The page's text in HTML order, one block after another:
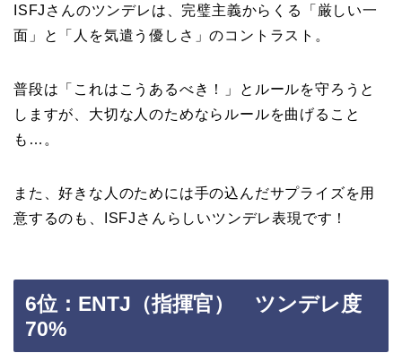
ISFJさんのツンデレは、完璧主義からくる「厳しい一
面」と「人を気遣う優しさ」のコントラスト。
普段は「これはこうあるべき！」とルールを守ろうと
しますが、大切な人のためならルールを曲げること
も…。
また、好きな人のためには手の込んだサプライズを用
意するのも、ISFJさんらしいツンデレ表現です！
6位：ENTJ（指揮官） ツンデレ度
70%